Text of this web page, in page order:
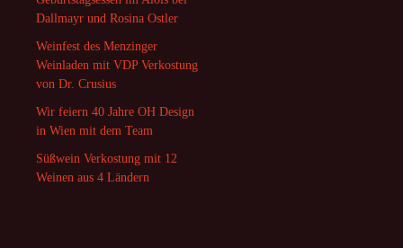
Dallmayr und Rosina Ostler
Weinfest des Menzinger
Weinladen mit VDP Verkostung
von Dr. Crusius
Wir feiern 40 Jahre OH Design
in Wien mit dem Team
Süßwein Verkostung mit 12
Weinen aus 4 Ländern